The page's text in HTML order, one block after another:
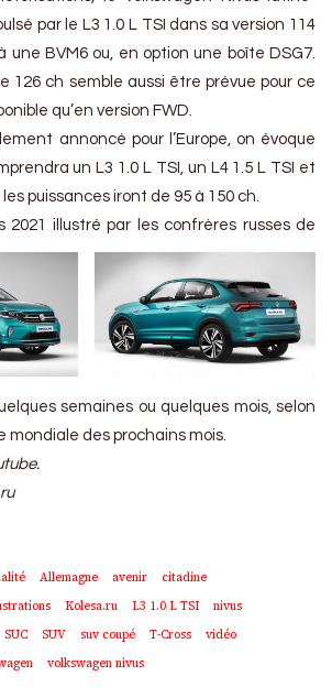
par le L3 1.0 L TSI dans sa version 114
une BVM6 ou, en option une boîte DSG7.
126 ch semble aussi être prévue pour ce
qu’en version FWD.
annoncé pour l’Europe, on évoque
un L3 1.0 L TSI, un L4 1.5 L TSI et
puissances iront de 95 à 150 ch.
2021 illustré par les confrères russes de
semaines ou quelques mois, selon
mondiale des prochains mois.
Allemagne avenir
citadine
Kolesa.ru L3 1.0 L TSI
nivus
SUC SUV suv coupé T-Cross
vidéo
volkswagen nivus